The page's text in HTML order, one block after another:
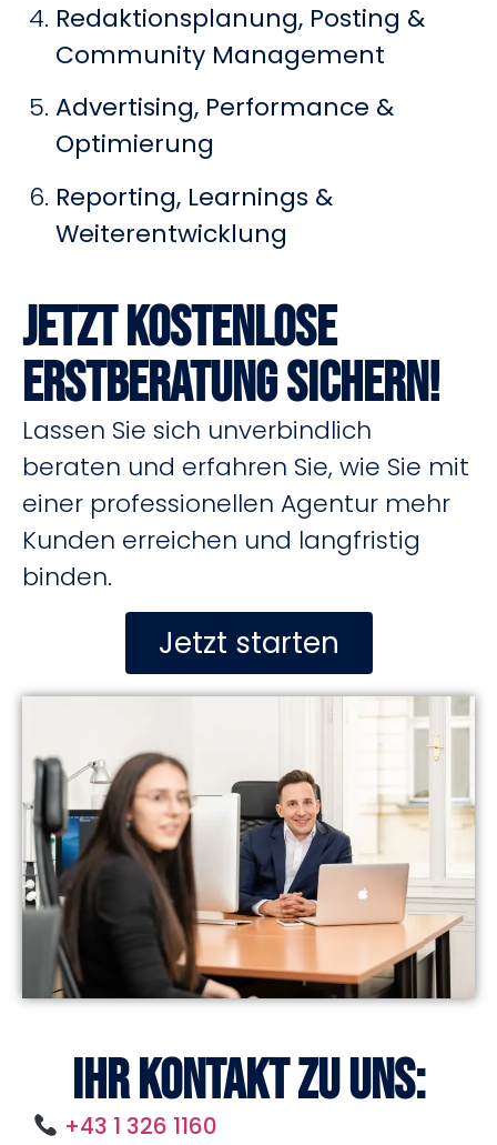
Redaktionsplanung, Posting &
Community Management
Advertising, Performance &
Optimierung
Reporting, Learnings &
Weiterentwicklung
Jetzt kostenlose
Erstberatung sichern!
Lassen Sie sich unverbindlich
beraten und erfahren Sie, wie Sie mit
einer professionellen Agentur mehr
Kunden erreichen und langfristig
binden.
Jetzt starten
Ihr Kontakt zu uns:
+43 1 326 1160